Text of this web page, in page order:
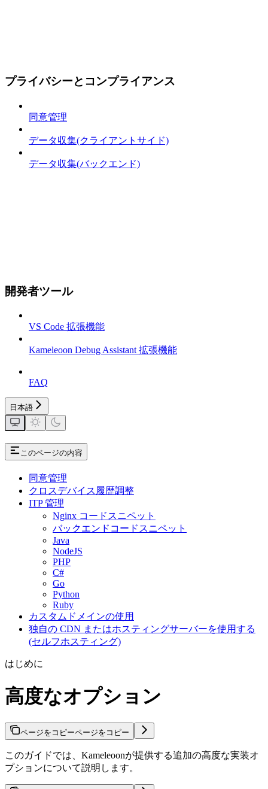
プライバシーとコンプライアンス
同意管理
データ収集(クライアントサイド)
データ収集(バックエンド)
開発者ツール
VS Code 拡張機能
Kameleoon Debug Assistant 拡張機能
FAQ
日本語
このページの内容
同意管理
クロスデバイス履歴調整
ITP 管理
Nginx コードスニペット
バックエンドコードスニペット
Java
NodeJS
PHP
C#
Go
Python
Ruby
カスタムドメインの使用
独自の CDN またはホスティングサーバーを使用する
(セルフホスティング)
はじめに
高度なオプション
ページをコピーページをコピー
このガイドでは、Kameleoonが提供する追加の高度な実装オ
プションについて説明します。